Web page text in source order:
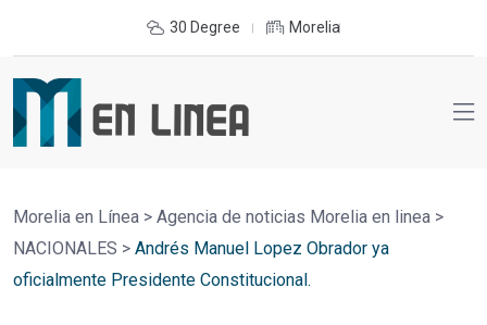
30 Degree Morelia
Morelia en Línea > Agencia de noticias Morelia en linea >
NACIONALES > Andrés Manuel Lopez Obrador ya
oficialmente Presidente Constitucional.